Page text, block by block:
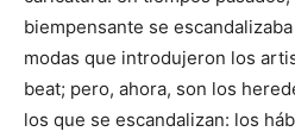
biempensante se
modas que introdujeron los
beat; pero, ahora, son los
los que se escandalizan: los